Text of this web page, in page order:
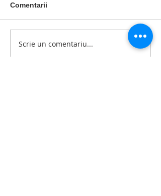
Comentarii
Scrie un comentariu...